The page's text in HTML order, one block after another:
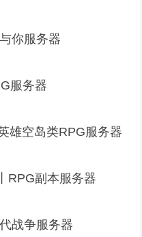
你服务器
服务器
雄空岛类RPG服务器
RPG副本服务器
战争服务器